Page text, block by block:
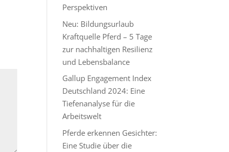
Perspektiven
Neu: Bildungsurlaub
Kraftquelle Pferd – 5 Tage
zur nachhaltigen Resilienz
und Lebensbalance
Gallup Engagement Index
Deutschland 2024: Eine
Tiefenanalyse für die
Arbeitswelt
Pferde erkennen Gesichter:
Eine Studie über die